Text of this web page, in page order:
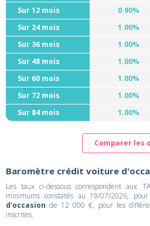
Sur 12 mois
0.90%
Sur 24 mois
1.00%
Sur 36 mois
1.00%
Sur 48 mois
1.00%
Sur 60 mois
1.00%
Sur 72 mois
1.00%
Sur 84 mois
1.00%
Comparer les
Baromètre crédit voiture
Les taux ci-dessous correspondent aux
minimums constatés au 19/07/2026,
d'occasion de 12 000 €, pour les
inscrites.